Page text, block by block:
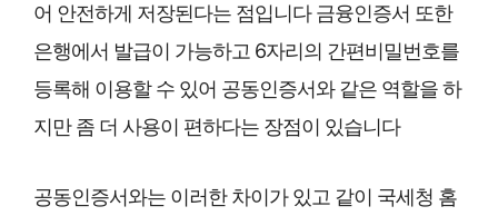
어 안전하게 저장된다는 점입니다 금융인증서 또한
은행에서 발급이 가능하고 6자리의 간편비밀번호를
등록해 이용할 수 있어 공동인증서와 같은 역할을 하
지만 좀 더 사용이 편하다는 장점이 있습니다
공동인증서와는 이러한 차이가 있고 같이 국세청 홈